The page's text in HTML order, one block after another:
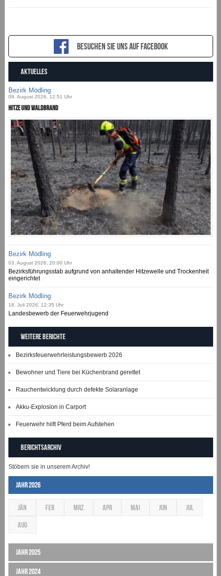
Besuchen sie uns auf Facebook
AKTUELLES
Bezirk Mödling
09. August 2026, 12:51 Uhr
Hitze und Waldbrand
Bezirk Mödling
03. August 2026, 20:00 Uhr
Bezirksführungsstab aufgrund von anhaltender Hitzewelle und Trockenheit
eingerichtet
Bezirk Mödling
18. Juli 2026, 12:35 Uhr
Landesbewerb der Feuerwehrjugend
Weitere Berichte
Bezirksfeuerwehrleistungsbewerb 2026
Bewohner und Tiere bei Küchenbrand gerettet
Rauchentwicklung durch defekte Solaranlage
Akku-Explosion in Carport
Feuerwehr hilft Pferd beim Aufstehen
Berichtsarchiv
Stöbern sie in unserem Archiv!
Jahr 2026
JÄN FEB MRZ APR MAI JUN JUL
AUG
Jahr 2025
Jahr 2024